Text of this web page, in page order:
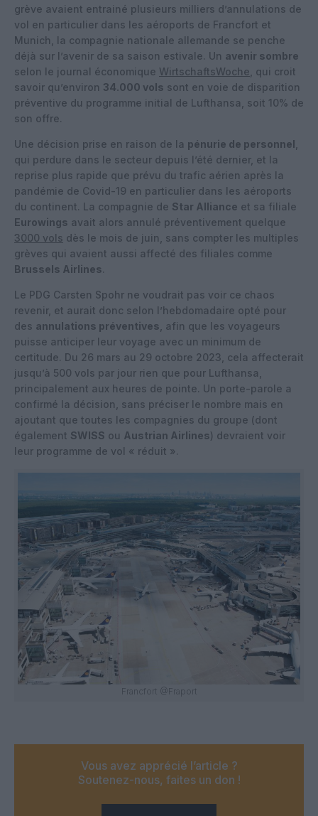
grève avaient entrainé plusieurs milliers d’annulations de
vol en particulier dans les aéroports de Francfort et
Munich, la compagnie nationale allemande se penche
déjà sur l’avenir de sa saison estivale. Un avenir sombre
selon le journal économique WirtschaftsWoche , qui croit
savoir qu’environ 34.000 vols sont en voie de disparition
préventive du programme initial de Lufthansa, soit 10% de
son offre.
Une décision prise en raison de la pénurie de personnel
qui perdure dans le secteur depuis l’été dernier, et la
reprise plus rapide que prévu du trafic aérien après la
pandémie de Covid-19 en particulier dans les aéroports
du continent. La compagnie de Star Alliance et sa filiale
Eurowings avait alors annulé préventivement quelque
3000 vols dès le mois de juin, sans compter les multiples
grèves qui avaient aussi affecté des filiales comme
Brussels Airlines.
Le PDG Carsten Spohr ne voudrait pas voir ce chaos
revenir, et aurait donc selon l’hebdomadaire opté pour
des annulations préventives , afin que les voyageurs
puisse anticiper leur voyage avec un minimum de
certitude. Du 26 mars au 29 octobre 2023, cela affecterait
jusqu’à 500 vols par jour rien que pour Lufthansa,
principalement aux heures de pointe. Un porte-parole a
confirmé la décision, sans préciser le nombre mais en
ajoutant que toutes les compagnies du groupe (dont
également SWISS ou Austrian Airlines) devraient voir
leur programme de vol « réduit ».
Francfort @Fraport
Vous avez apprécié l’article ?
Soutenez-nous, faites un don !